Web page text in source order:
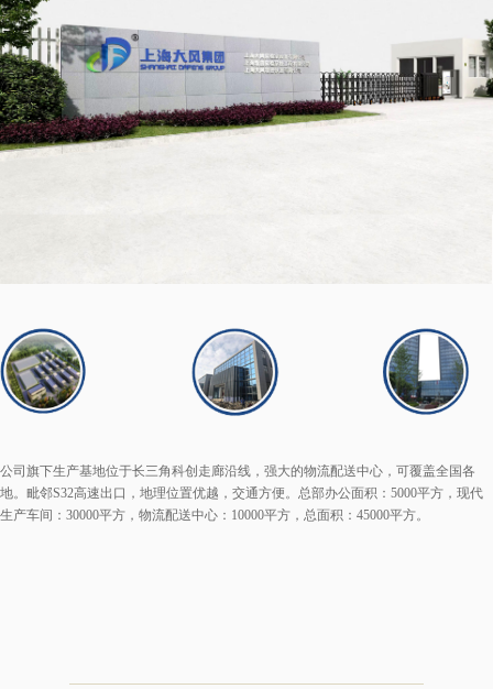
公司旗下生产基地位于长三角科创走廊沿线，强大的物流配送中心，可覆盖全国各
地。毗邻S32高速出口，地理位置优越，交通方便。总部办公面积：5000平方，现代
生产车间：30000平方，物流配送中心：10000平方，总面积：45000平方。